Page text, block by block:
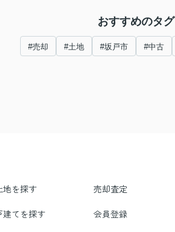
おすすめのタグ
#売却 #土地 #坂戸市 #中古
地を探す 売却査定
建てを探す 会員登録